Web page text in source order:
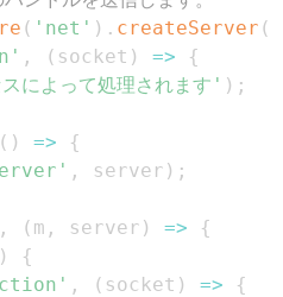
( 'net' ) . createServer (
, ( socket ) =>
{
によって処理されます' ) ;
( ) =>
{
, server ) ;
, ( m , server ) =>
{
)
{
, ( socket ) =>
{